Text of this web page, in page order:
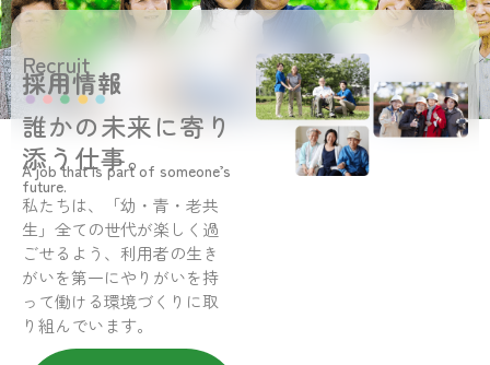
Recruit
採用情報
誰かの未来に寄り
添う仕事。
A job that is part of someone’s
future.
私たちは、「幼・青・老共
生」全ての世代が楽しく過
ごせるよう、利用者の生き
がいを第一にやりがいを持
って働ける環境づくりに取
り組んでいます。